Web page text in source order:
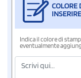
INSERIRE
Indica il colore di
eventualmente